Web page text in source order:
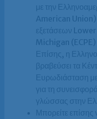
με την
American Union),
εξετάσεων
Michigan (ECPE)
Επίσης, η
βραβεύσει τα
Ευρωδιάσταση
για τη
γλώσσας στην
Μπορείτε